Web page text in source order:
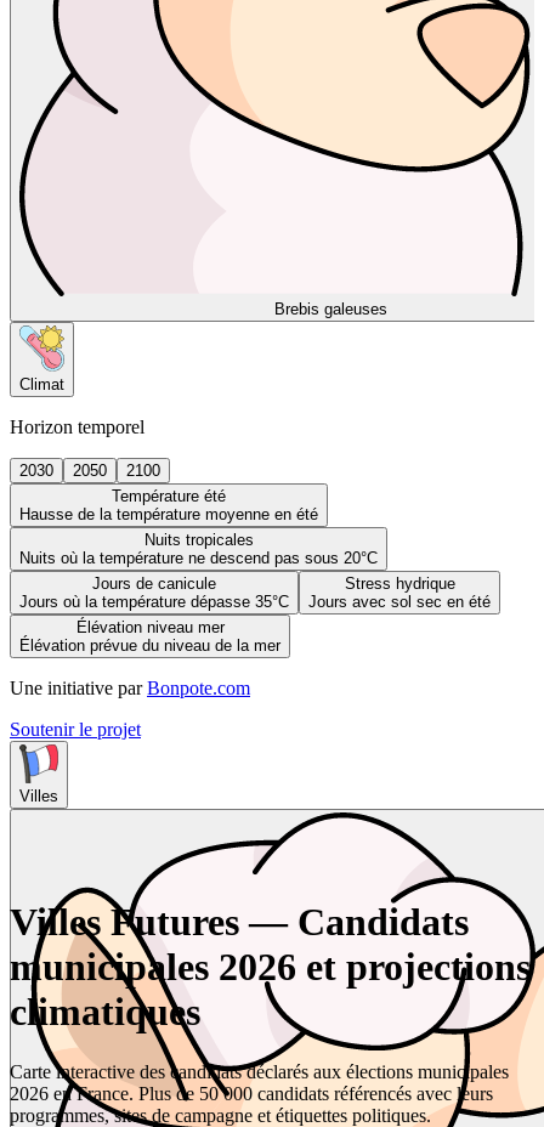
Brebis galeuses
Climat
Horizon temporel
2030 2050
2100
Température été
Hausse de la température moyenne en été
Nuits tropicales
Nuits où la température ne descend pas sous 20°C
Jours de canicule
Jours où la température dépasse 35°C
Stress hydrique
Jours avec sol sec en été
Élévation niveau mer
Élévation prévue du niveau de la mer
Une initiative par Bonpote.com
Soutenir le projet
Villes
Villes Futures — Candidats
municipales 2026 et projections
climatiques
Carte interactive des candidats déclarés aux élections municipales
2026 en France. Plus de 50 000 candidats référencés avec leurs
programmes, sites de campagne et étiquettes politiques.